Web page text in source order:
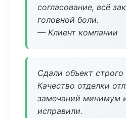
согласование, всё
головной боли.
— Клиент компании
Сдали объект строго
Качество отделки
замечаний минимум
исправили.